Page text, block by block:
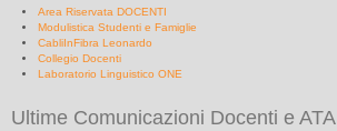
Area Riservata DOCENTI
Modulistica Studenti e Famiglie
CabliInFibra Leonardo
Collegio Docenti
Laboratorio Linguistico ONE
Ultime Comunicazioni Docenti e ATA